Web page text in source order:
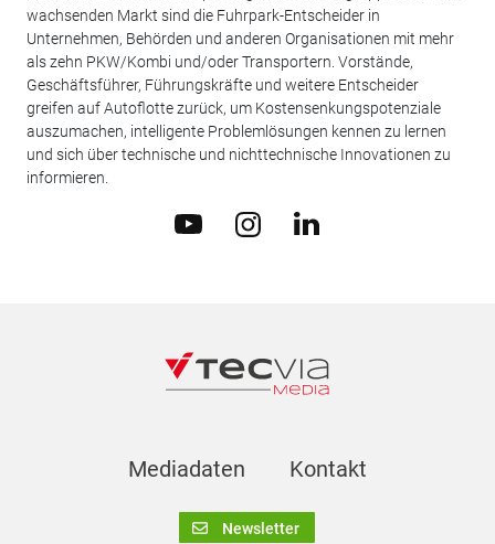
wachsenden Markt sind die Fuhrpark-Entscheider in
Unternehmen, Behörden und anderen Organisationen mit mehr
als zehn PKW/Kombi und/oder Transportern. Vorstände,
Geschäftsführer, Führungskräfte und weitere Entscheider
greifen auf Autoflotte zurück, um Kostensenkungspotenziale
auszumachen, intelligente Problemlösungen kennen zu lernen
und sich über technische und nichttechnische Innovationen zu
informieren.
Mediadaten Kontakt
Newsletter